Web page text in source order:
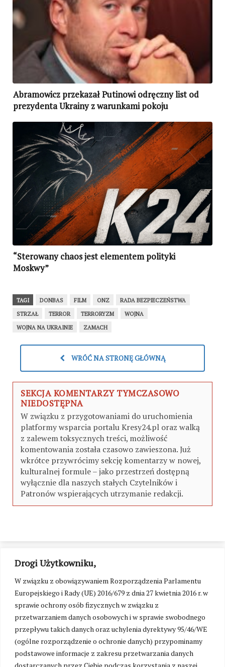
Drogi Użytkowniku,
W związku z obowiązywaniem Rozporządzenia Parlamentu
Europejskiego i Rady (UE) 2016/679 z dnia 27 kwietnia 2016 r. w
sprawie ochrony osób fizycznych w związku z
przetwarzaniem danych osobowych i w sprawie swobodnego
przepływu takich danych oraz uchylenia dyrektywy 95/46/WE
(ogólne rozporządzenie o ochronie danych) przypominamy
podstawowe informacje z zakresu przetwarzania danych
dostarczanych przez Ciebie podczas korzystania z naszej
Abramowicz przekazał Putinowi odręczny list od
prezydenta Ukrainy z warunkami pokoju
“Sterowany chaos jest elementem polityki
Moskwy”
TAGI DONBAS FILM ONZ
RADA BEZPIECZEŃSTWA
STRZAŁ
TERROR TERRORYZM
WOJNA
WOJNA NA UKRAINIE
ZAMACH
WRÓĆ NA STRONĘ GŁÓWNĄ
SEKCJA KOMENTARZY TYMCZASOWO
NIEDOSTĘPNA
W związku z przygotowaniami do uruchomienia
platformy wsparcia portalu Kresy24.pl oraz walką
z zalewem toksycznych treści, możliwość
komentowania została czasowo zawieszona. Już
wkrótce przywrócimy sekcję komentarzy w nowej,
kulturalnej formule – jako przestrzeń dostępną
wyłącznie dla naszych stałych Czytelników i
Patronów wspierających utrzymanie redakcji.